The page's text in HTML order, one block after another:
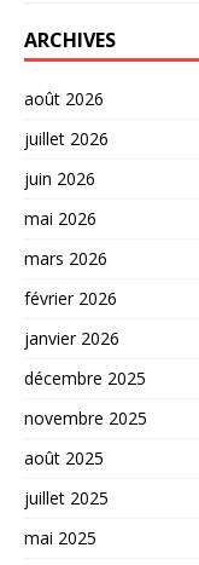
ARCHIVES
août 2026
juillet 2026
juin 2026
mai 2026
mars 2026
février 2026
janvier 2026
décembre 2025
novembre 2025
août 2025
juillet 2025
mai 2025